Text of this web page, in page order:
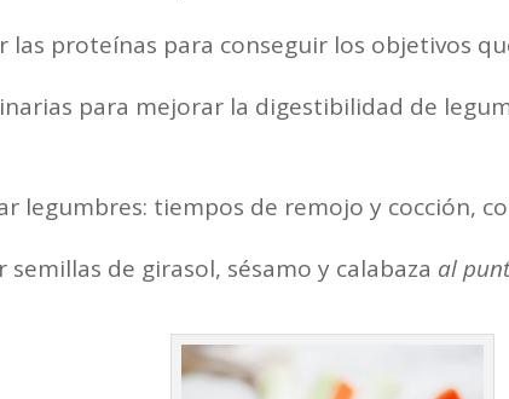
las proteínas para conseguir los objetivos
para mejorar la digestibilidad de
legumbres: tiempos de remojo y cocción,
de girasol, sésamo y calabaza al